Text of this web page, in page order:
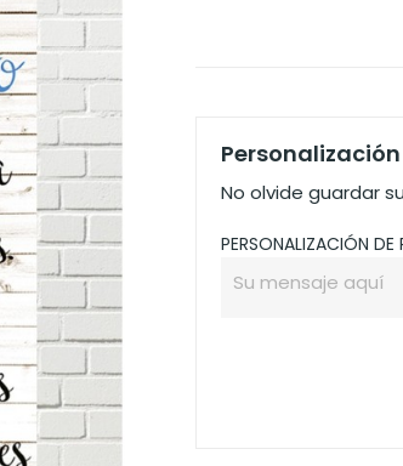
No olvide guardar
PERSONALIZACIÓN